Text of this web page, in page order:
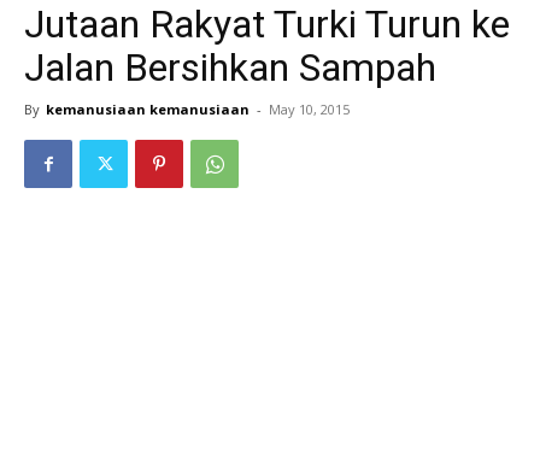
Jutaan Rakyat Turki Turun ke
Jalan Bersihkan Sampah
By kemanusiaan kemanusiaan - May 10, 2015